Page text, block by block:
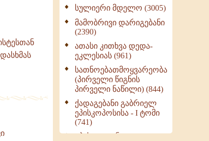
სულიერი მდელო (3005)
მამობრივი დარიგებანი
(2390)
ათასი კითხვა დედა-
ეკლესიას (961)
სათნოებათმოყვარეობა
(პირველი წიგნის
პირველი ნაწილი) (844)
ქადაგებანი გაბრიელ
ეპისკოპოსისა - I ტომი
(741)
ეპისტოლენი,